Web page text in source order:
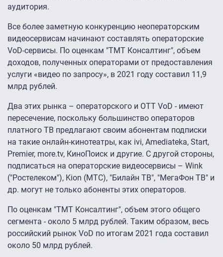
аудитория.
Все более заметную конкуренцию неоператорским
видеосервисам начинают составлять операторские
VoD-сервисы. По оценкам "ТМТ Консалтинг", объем
доходов, полученных операторами от предоставления
услуги «видео по запросу», в 2021 году составил 11,9
млрд рублей.
Два этих рынка – операторского и ОТТ VoD - имеют
пересечение, поскольку большинство операторов
платного ТВ предлагают своим абонентам подписки
на такие онлайн-кинотеатры, как ivi, Amediateka, Start,
Premier, more.tv, КиноПоиск и другие. С другой стороны,
подписаться на операторские видеосервисы – Wink
("Ростелеком"), Kion (МТC), "Билайн ТВ", "МегаФон ТВ" и
др. могут не только абоненты этих операторов.
По оценкам "ТМТ Консалтинг", объем этого общего
сегмента - около 5 млрд рублей. Таким образом, весь
российский рынок VoD по итогам 2021 года составил
около 50 млрд рублей.